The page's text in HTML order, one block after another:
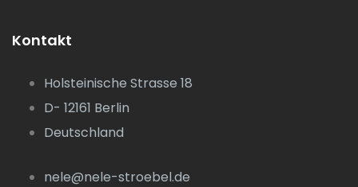
Kontakt
Holsteinische Strasse 18
D- 12161 Berlin
Deutschland
nele@nele-stroebel.de